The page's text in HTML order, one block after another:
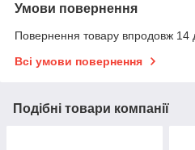
Умови повернення
Повернення товару впродовж 14
Всі умови повернення
Подібні товари компанії